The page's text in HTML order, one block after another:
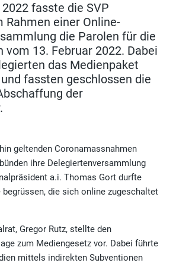
fasste die SVP
Rahmen einer Online-
die Parolen für die
13. Februar 2022. Dabei
das Medienpaket
fassten geschlossen die
der
geltenden Coronamassnahmen
ihre Delegiertenversammlung
a.i. Thomas Gort durfte
begrüssen, die sich online zugeschaltet
Gregor Rutz, stellte den
zum Mediengesetz vor. Dabei führte
mittels indirekten Subventionen